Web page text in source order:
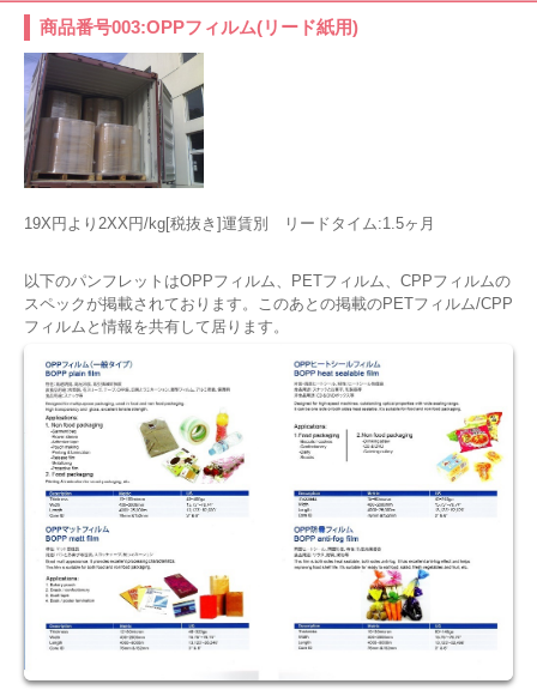
商品番号003:OPPフィルム(リード紙用)
19X円より2XX円/kg[税抜き]運賃別 リードタイム:1.5ヶ月
以下のパンフレットはOPPフィルム、PETフィルム、CPPフィルムの
スペックが掲載されております。このあとの掲載のPETフィルム/CPP
フィルムと情報を共有して居ります。